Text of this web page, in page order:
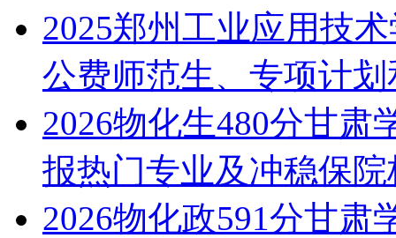
2025郑州工业应用技
公费师范生、专项计
2026物化生480分甘肃
报热门专业及冲稳保
2026物化政591分甘肃